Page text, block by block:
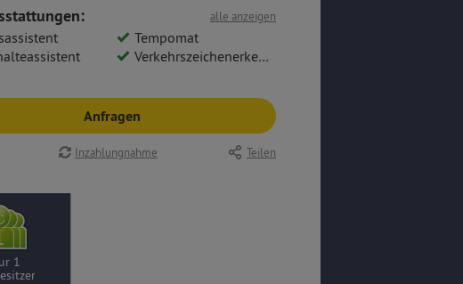
alle anzeigen
Tempomat
Verkehrszeichenerkennung
Anfragen
Inzahlungnahme Teilen
1